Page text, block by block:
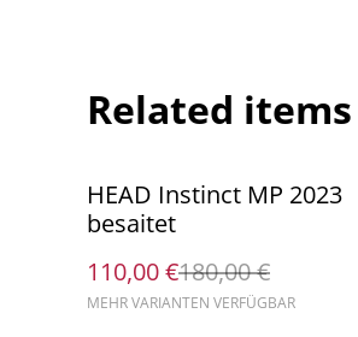
Related items
%
HEAD Instinct MP 2023
besaitet
110,00 €180,00 €
MEHR VARIANTEN VERFÜGBAR